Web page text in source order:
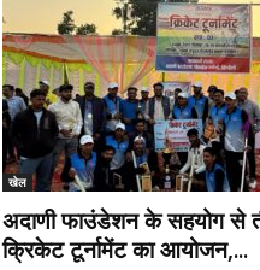
खेल
अदाणी फाउंडेशन के सहयोग से
क्रिकेट टूर्नामेंट का आयोजन,...